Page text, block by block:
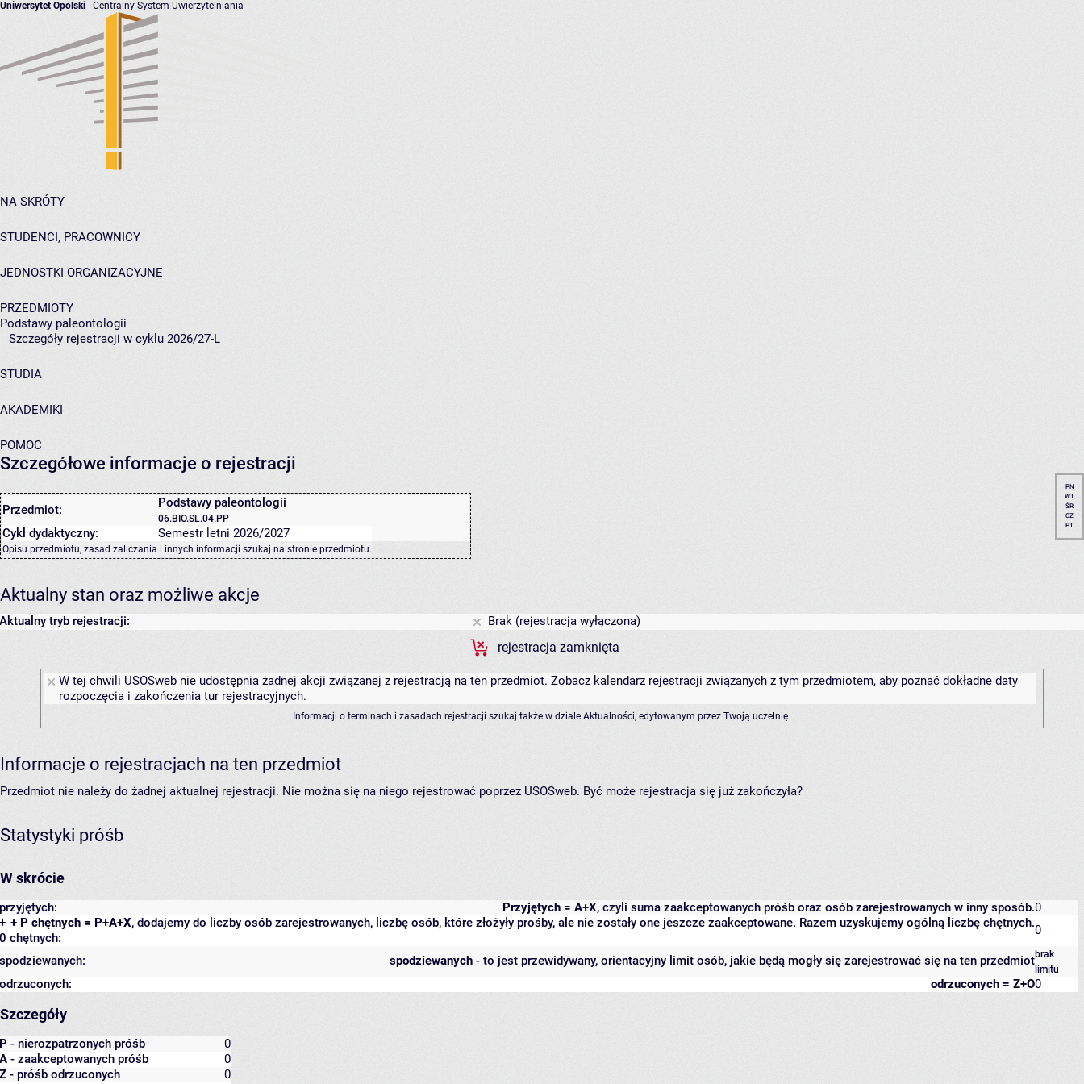
Uniwersytet Opolski - Centralny System Uwierzytelniania
NA SKRÓTY
STUDENCI, PRACOWNICY
JEDNOSTKI ORGANIZACYJNE
PRZEDMIOTY
Podstawy paleontologii
Szczegóły rejestracji w cyklu 2026/27-L
STUDIA
AKADEMIKI
POMOC
Szczegółowe informacje o rejestracji
Przedmiot: Podstawy paleontologii
06.BIO.SL.04.PP
Cykl dydaktyczny: Semestr letni 2026/2027
Opisu przedmiotu, zasad zaliczania i innych informacji szukaj na stronie przedmiotu.
PN
WT
ŚR
CZ
PT
Aktualny stan oraz możliwe akcje
Aktualny tryb rejestracji:
Brak (rejestracja wyłączona)
rejestracja zamknięta
W tej chwili USOSweb nie udostępnia żadnej akcji związanej z rejestracją na ten przedmiot. Zobacz kalendarz rejestracji związanych z tym przedmiotem, aby poznać dokładne daty
rozpoczęcia i zakończenia tur rejestracyjnych.
Informacji o terminach i zasadach rejestracji szukaj także w dziale Aktualności, edytowanym przez Twoją uczelnię
Informacje o rejestracjach na ten przedmiot
Przedmiot nie należy do żadnej aktualnej rejestracji. Nie można się na niego rejestrować poprzez USOSweb. Być może rejestracja się już zakończyła?
Statystyki próśb
W skrócie
Przyjętych = A+X, czyli suma zaakceptowanych próśb oraz osób zarejestrowanych w inny sposób.
przyjętych:
0
+ P chętnych = P+A+X, dodajemy do liczby osób zarejestrowanych, liczbę osób, które złożyły prośby, ale nie zostały one jeszcze zaakceptowane. Razem uzyskujemy ogólną liczbę chętnych.
+
0 chętnych:
0
spodziewanych - to jest przewidywany, orientacyjny limit osób, jakie będą mogły się zarejestrować się na ten przedmiot
spodziewanych:
brak
limitu
odrzuconych = Z+O
odrzuconych: 0
Szczegóły
P - nierozpatrzonych próśb
0
A - zaakceptowanych próśb
0
Z - próśb odrzuconych
0